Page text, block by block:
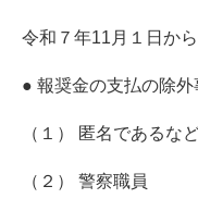
令和７年11月１日か
● 報奨金の支払の除外
（１） 匿名であるな
（２） 警察職員